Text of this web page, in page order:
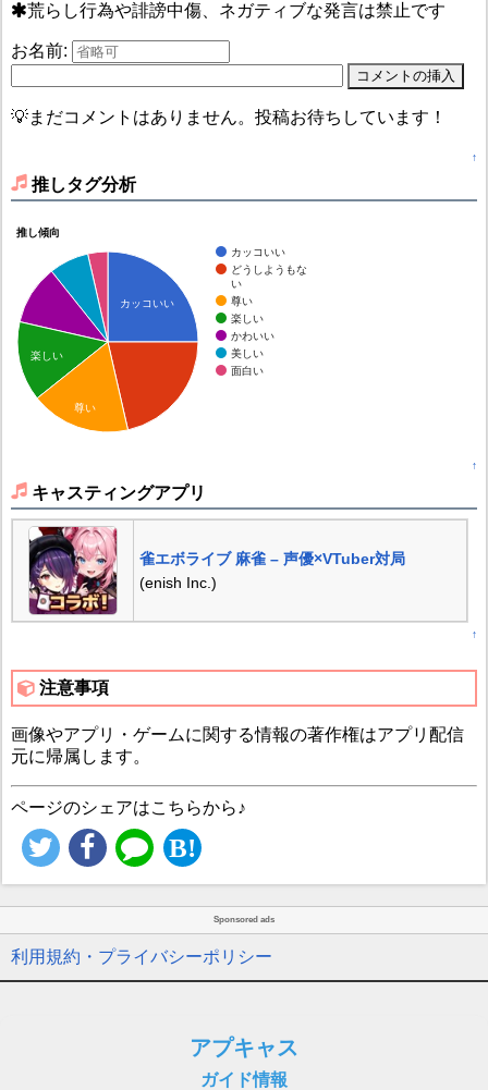
荒らし行為や誹謗中傷、ネガティブな発言は禁止です
お名前:
💡まだコメントはありません。投稿お待ちしています！
↑
推しタグ分析
推し傾向
カッコいい
どうしようもな
い
尊い
楽しい
かわいい
美しい
面白い
カッコいい
楽しい
尊い
↑
キャスティングアプリ
雀エボライブ 麻雀 – 声優×VTuber対局
(enish Inc.)
↑
注意事項
画像やアプリ・ゲームに関する情報の著作権はアプリ配信
元に帰属します。
ページのシェアはこちらから♪
Sponsored ads
利用規約・プライバシーポリシー
アプキャス
ガイド情報